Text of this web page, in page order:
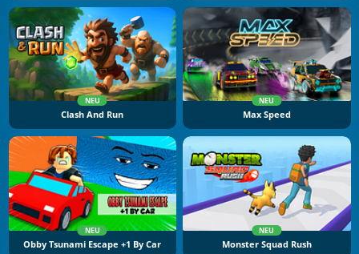
NEU
Clash And Run
NEU
Max Speed
NEU
Obby Tsunami Escape +1 By Car
NEU
Monster Squad Rush